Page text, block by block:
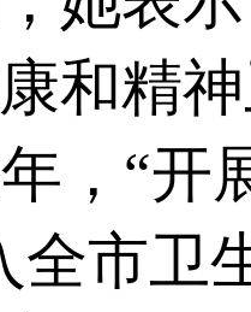
和精
，“开
全市卫